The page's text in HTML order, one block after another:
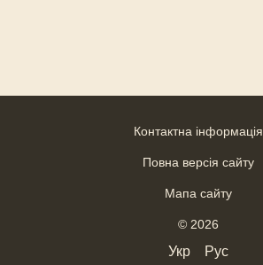
Контактна інформація
Повна версія сайту
Мапа сайту
© 2026
Укр Рус